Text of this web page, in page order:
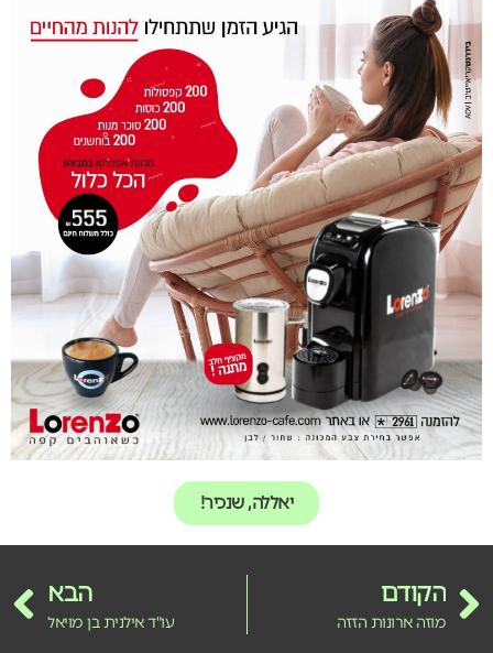
יאללה, שנכיר!
הקודם
מוזה ארונות הזזה
הבא
עו"ד אילנית בן מויאל